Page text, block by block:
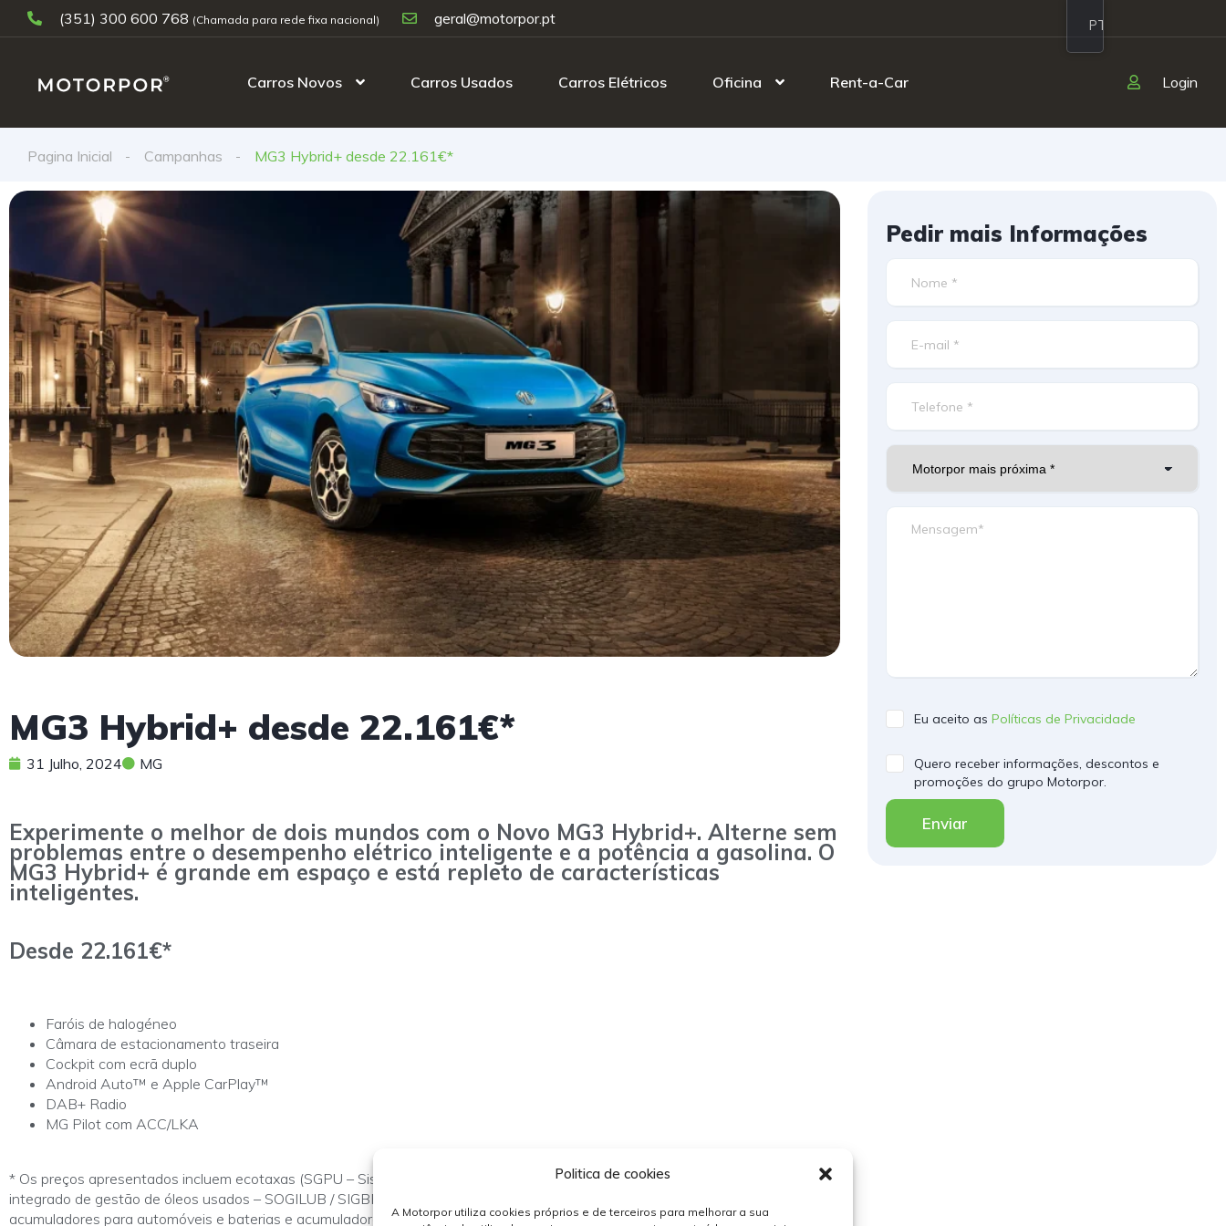
Politica de cookies
A Motorpor utiliza cookies próprios e de terceiros para melhorar a sua
(351) 300 600 768 geral@motorpor.pt
Carros Novos Carros Usados Carros Elétricos Oficina Rent-a-Car Login
Pagina Inicial Campanhas MG3 Hybrid+ desde 22.161€*
MG3 Hybrid+ desde 22.161€*
31 Julho, 2024 MG
Experimente o melhor de dois mundos com o Novo MG3 Hybrid+. Alterne sem
problemas entre o desempenho elétrico inteligente e a potência a gasolina. O
MG3 Hybrid+ é grande em espaço e está repleto de características
inteligentes.
Desde 22.161€*
Faróis de halogéneo
Câmara de estacionamento traseira
Cockpit com ecrã duplo
Android Auto™ e Apple CarPlay™
DAB+ Radio
MG Pilot com ACC/LKA
* Os preços apresentados incluem ecotaxas (SGPU – Sistema integrado de pneus usados – VALORPNEU / SIGOU – Sistema
integrado de gestão de óleos usados – SOGILUB / SIGBRA – Sistema integrado de gestão de resíduos de baterias,
acumuladores para automóveis e baterias e acumuladores industriais – VALORCAR / SIGVFV – Sistema integrado de gestão de
Pedir mais Informações
Eu aceito as Políticas de Privacidade
Quero receber informações, descontos e
promoções do grupo Motorpor.
Enviar
PT